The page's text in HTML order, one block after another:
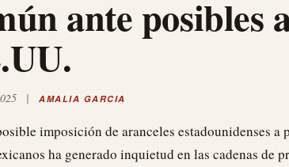
ante posibles
| AMALIA GARCIA
imposición de aranceles estadounidenses a
ha generado inquietud en las cadenas de